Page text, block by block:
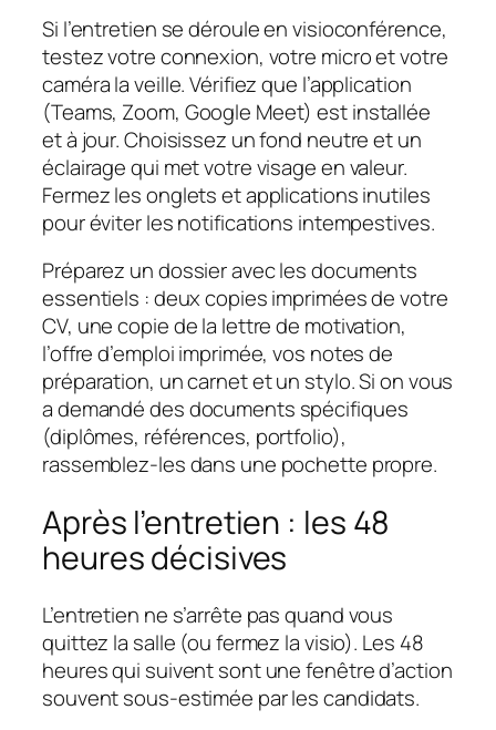
Si l’entretien se déroule en visioconférence,
testez votre connexion, votre micro et votre
caméra la veille. Vérifiez que l’application
(Teams, Zoom, Google Meet) est installée
et à jour. Choisissez un fond neutre et un
éclairage qui met votre visage en valeur.
Fermez les onglets et applications inutiles
pour éviter les notifications intempestives.
Préparez un dossier avec les documents
essentiels : deux copies imprimées de votre
CV, une copie de la lettre de motivation,
l’offre d’emploi imprimée, vos notes de
préparation, un carnet et un stylo. Si on vous
a demandé des documents spécifiques
(diplômes, références, portfolio),
rassemblez-les dans une pochette propre.
Après l’entretien : les 48
heures décisives
L’entretien ne s’arrête pas quand vous
quittez la salle (ou fermez la visio). Les 48
heures qui suivent sont une fenêtre d’action
souvent sous-estimée par les candidats.